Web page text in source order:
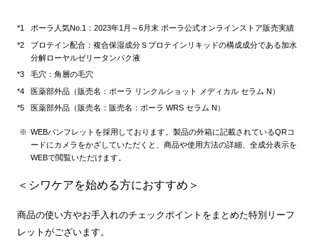
ポーラ人気No.1：2023年1月～6月末 ポーラ公式オンラインストア販売実績
プロテイン配合：複合保湿成分Ｓプロテインリキッドの構成成分である加水
分解ローヤルゼリータンパク液
毛穴：角層の毛穴
医薬部外品（販売名：ポーラ リンクルショット メディカル セラム N）
医薬部外品（販売名：販売名：ポーラ WRS セラム N）
WEBパンフレットを採用しております。製品の外箱に記載されているQRコ
ードにカメラをかざしていただくと、商品や使用方法の詳細、全成分表示を
WEBで閲覧いただけます。
＜シワケアを始める方におすすめ＞
商品の使い方やお手入れのチェックポイントをまとめた特別リーフ
レットがございます。